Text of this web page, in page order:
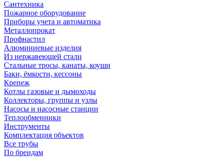
Сантехника
Пожарное оборудование
Приборы учета и автоматика
Металлопрокат
Профнастил
Алюминиевые изделия
Из нержавеющей стали
Стальные тросы, канаты, коуши
Баки, ёмкости, кессоны
Крепеж
Котлы газовые и дымоходы
Коллекторы, группы и узлы
Насосы и насосные станции
Теплообменники
Инструменты
Комплектация объектов
Все трубы
По брендам